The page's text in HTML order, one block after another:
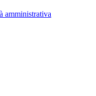
amministrativa